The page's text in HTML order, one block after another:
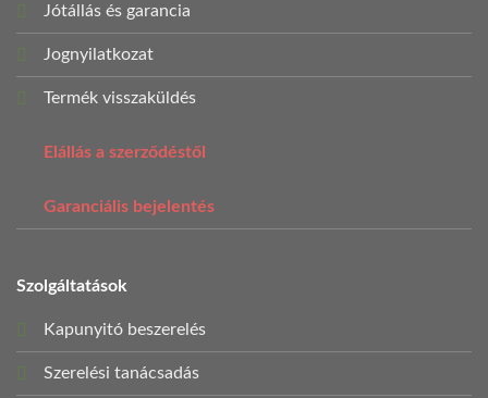
Jótállás és garancia
Jognyilatkozat
Termék visszaküldés
Elállás a szerződéstől
Garanciális bejelentés
Szolgáltatások
Kapunyitó beszerelés
Szerelési tanácsadás